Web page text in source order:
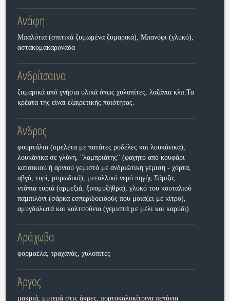
Ανάφη
Μπαλότια (σπιτικά ζυμωμένα ζυμαρικά), Μπανόφι (γλυκό),
αστακομακαροναδα
Ανδρίτσαινα
ζυμαρικά από γνήσια υλικά όπως χυλοπίτες, λαζάνια κλπ.Τα
κρέατα της είναι εξαιρετικής ποιότητας.
Άνδρος
φουρτάλια (ομελέτα με πατάτες ροδέλες και λουκάνικα),
λουκάνικα σε γλύνη, "λαμπριάτης" (φαγητό από κουφάρι
κατσικιού ή αρνιού γεμιστό με ανδριώτικη γέμιση - χόρτα,
αβγά, τυρί, μυρωδικά), μεταλλικό νερό πηγής Σάριζα,
ντόπια τυριά (αρμεξιά, ξινομυζήθρα), γλυκό του κουταλιού
παμπιλόνι (σάρκα εσπεριδοειδούς που μοιάζει με κίτρο),
αμυγδαλωτά και καλτσούνια (γεμιστά με μέλι και καρύδι)
Αράχωβα
φορμαέλα, τραχανάς, χυλοπίτες
Άργος
μακριά, μυτερά στις άκρες, πορτοκαλοκίτρινα πεπόνια